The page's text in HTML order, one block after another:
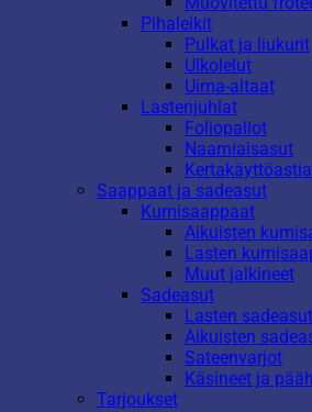
Pihaleikit
Pulkat ja liukurit
Ulkolelut
Uima-altaat
Lastenjuhlat
Foliopallot
Naamiaisasut
Saappaat ja sadeasut
Kumisaappaat
Aikuisten
Lasten
Muut jalkineet
Sadeasut
Lasten sadeasut
Aikuisten
Sateenvarjot
Käsineet ja
Tarjoukset